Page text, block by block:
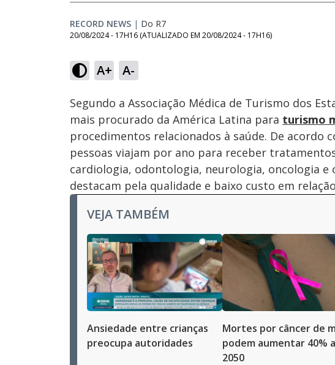
RECORD NEWS | Do R7
20/08/2024 - 17H16 (ATUALIZADO EM 20/08/2024 - 17H16)
A+ A-
Ativar
Som
Segundo a Associação Médica de Turismo dos
mais procurado da América Latina para turismo
procedimentos relacionados à saúde. De acordo
pessoas viajam por ano para receber
cardiologia, odontologia, neurologia, oncologia e
destacam pela qualidade e baixo custo em
VEJA TAMBÉM
Ansiedade entre crianças
preocupa autoridades
Mortes por câncer de
podem aumentar 40%
2050